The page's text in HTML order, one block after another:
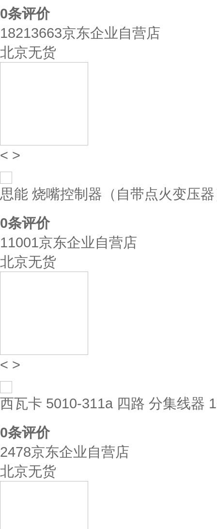
0条评价
18213663京东企业自营店
北京无货
< >
思能 烧嘴控制器（自带点火变压
0条评价
11001京东企业自营店
北京无货
< >
西瓦卡 5010-311a 四路 分集线器
0条评价
2478京东企业自营店
北京无货